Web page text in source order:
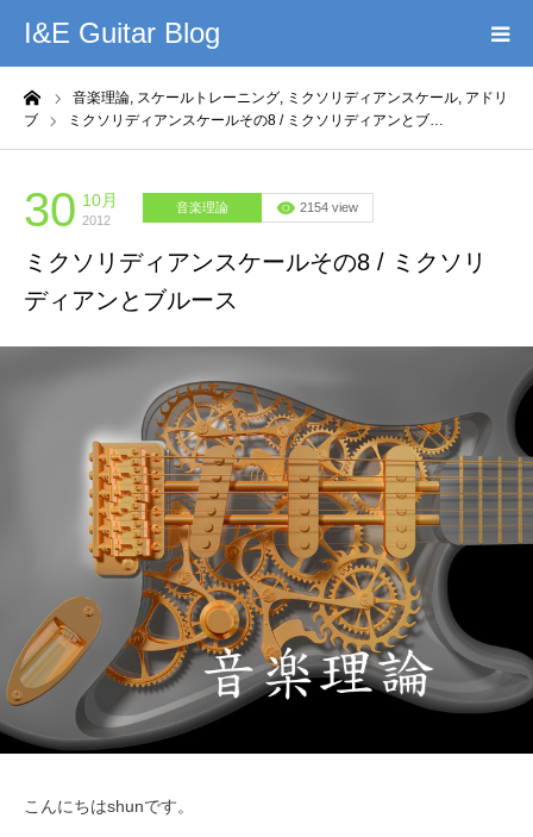
I&E Guitar Blog
音楽理論, スケールトレーニング, ミクソリディアンスケール, アドリ
ブ
ミクソリディアンスケールその8 / ミクソリディアンとブ…
30 10月
2012
音楽理論 2154 view
ミクソリディアンスケールその8 / ミクソリ
ディアンとブルース
こんにちはshunです。
HOME
無料教材DL
記事まとめ
お問い合わせ